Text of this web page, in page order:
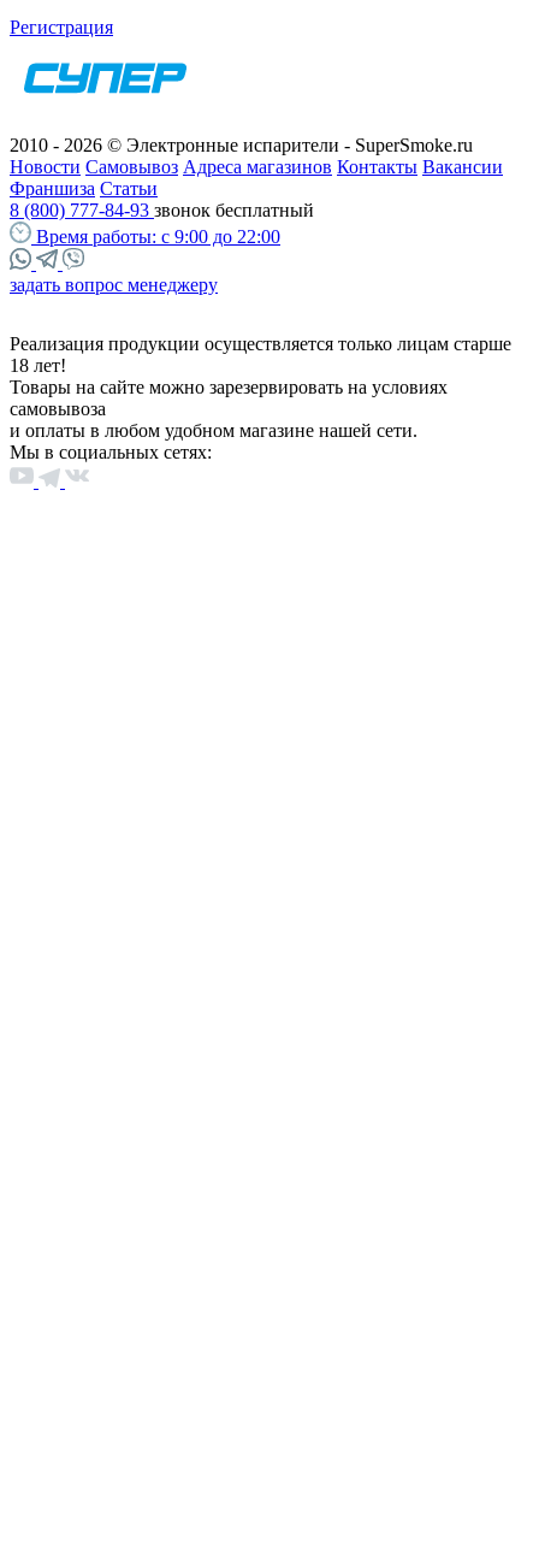
Регистрация
2010 - 2026 © Электронные испарители - SuperSmoke.ru
Новости Самовывоз Адреса магазинов Контакты Вакансии
Франшиза Статьи
8 (800) 777-84-93 звонок бесплатный
Время работы: с 9:00 до 22:00
задать вопрос менеджеру
Реализация продукции осуществляется только лицам старше
18 лет!
Товары на сайте можно зарезервировать на условиях
самовывоза
и оплаты в любом удобном магазине нашей сети.
Мы в социальных сетях: